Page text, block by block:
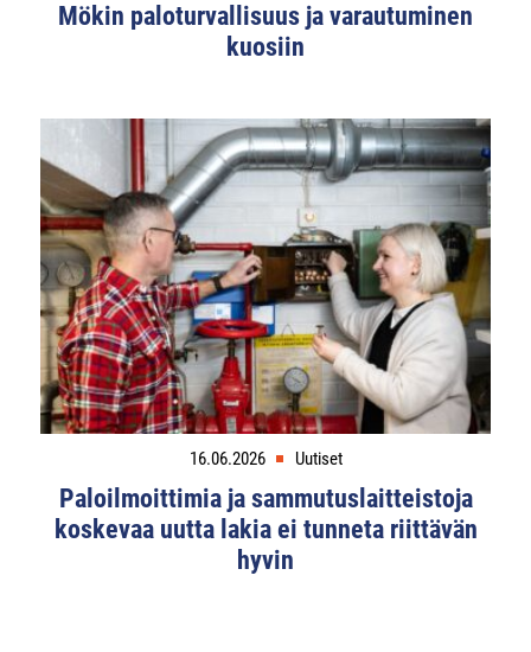
Mökin paloturvallisuus ja varautuminen
kuosiin
16.06.2026 Uutiset
Paloilmoittimia ja sammutuslaitteistoja
koskevaa uutta lakia ei tunneta riittävän
hyvin